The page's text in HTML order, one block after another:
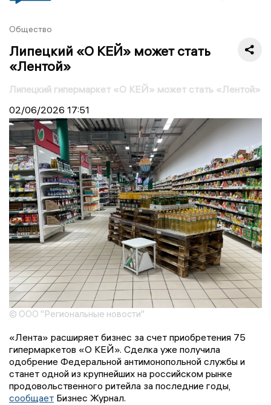
Общество
Липецкий «О КЕЙ» может стать
«Лентой»
Липецкий гипермаркет «О КЕЙ» может стать «Лентой»
02/06/2026 17:51
© ООО "Региональные новости"
«Лента» расширяет бизнес за счет приобретения 75
гипермаркетов «О КЕЙ». Сделка уже получила
одобрение Федеральной антимонопольной службы и
станет одной из крупнейших на российском рынке
продовольственного ритейла за последние годы,
сообщает Бизнес Журнал.